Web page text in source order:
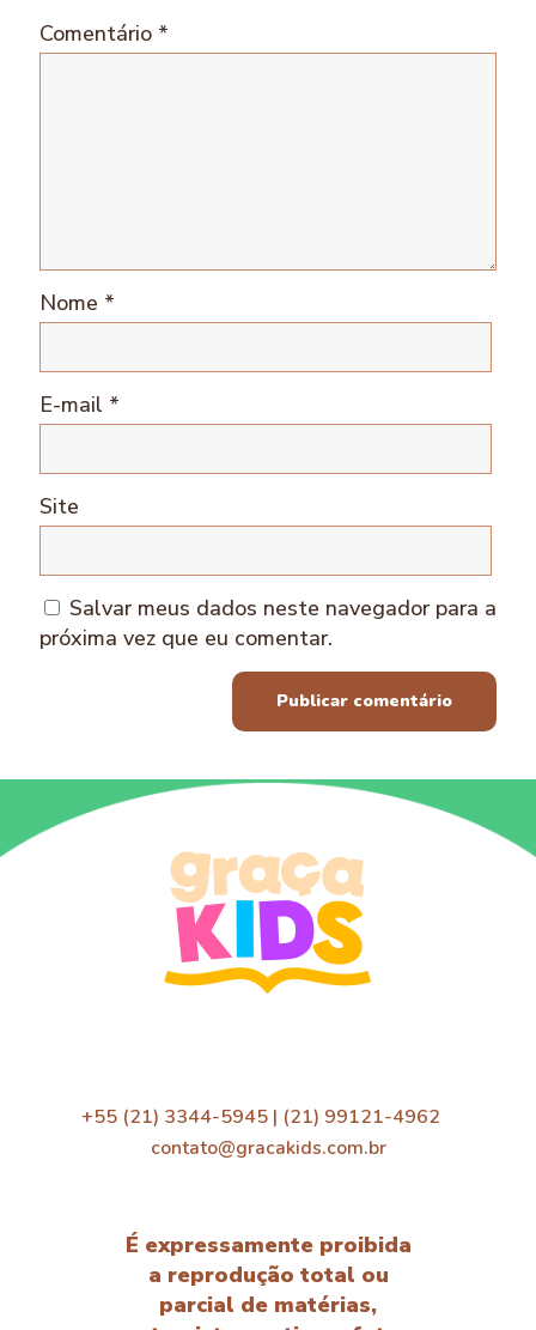
Comentário *
Nome *
E-mail *
Site
Salvar meus dados neste navegador para a
próxima vez que eu comentar.
+55 (21) 3344-5945 | (21) 99121-4962
contato@gracakids.com.br
É expressamente proibida
a reprodução total ou
parcial de matérias,